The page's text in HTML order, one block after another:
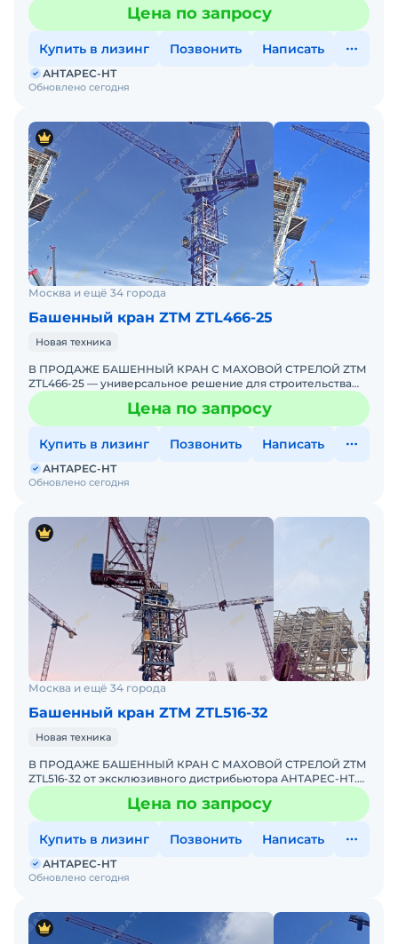
Башенный к
Цена по запросу
Купить в лизинг Позвонить Написать
Обновлено сегодня
АНТАРЕС-НТ
Москва и ещё 34 города
Башенный кран ZTM ZTL466-25
Новая техника
В ПРОДАЖЕ БАШЕННЫЙ КРАН С МАХОВОЙ СТРЕЛОЙ ZTM
ZTL466-25 — универсальное решение для строительства
объектов, требующих работы в стесненных условиях или
возможнос
Цена по запросу
Купить в лизинг Позвонить Написать
Обновлено сегодня
АНТАРЕС-НТ
Москва и ещё 34 города
Башенный кран ZTM ZTL516-32
Новая техника
В ПРОДАЖЕ БАШЕННЫЙ КРАН С МАХОВОЙ СТРЕЛОЙ ZTM
ZTL516-32 от эксклюзивного дистрибьютора АНТАРЕС-НТ.
ZTM входит в ТОП-10 мировых производителей башенных
кранов. К
Цена по запросу
Купить в лизинг Позвонить Написать
Обновлено сегодня
АНТАРЕС-НТ